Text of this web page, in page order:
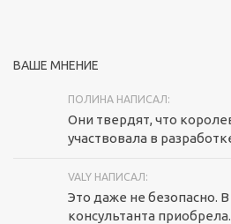
ВАШЕ МНЕНИЕ
ПОЛИНА НАПИСАЛ:
Они твердят, что
участвовала в
VALY НАПИСАЛ:
Это даже не безопасно.
консультанта